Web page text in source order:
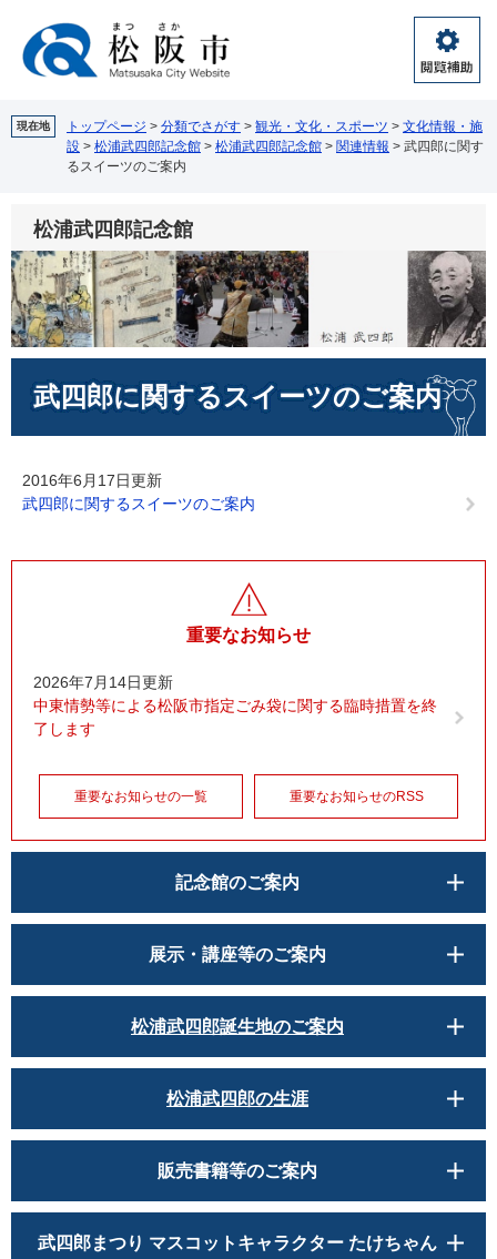
へ
閲
覧
助
現在地 トップページ > 分類でさがす > 観光・文化・スポーツ > 文化情報・施
設 > 松浦武四郎記念館 > 松浦武四郎記念館 > 関連情報 > 武四郎に関す
るスイーツのご案内
松浦武四郎記念館
武四郎に関するスイーツのご案内
2016年6月17日更新
武四郎に関するスイーツのご案内
重要なお知らせ
2026年7月14日更新
中東情勢等による松阪市指定ごみ袋に関する臨時措置を終
了します
重要なお知らせの一覧 重要なお知らせのRSS
記念館のご案内
展示・講座等のご案内
松浦武四郎誕生地のご案内
松浦武四郎の生涯
販売書籍等のご案内
武四郎まつり マスコットキャラクター たけちゃん